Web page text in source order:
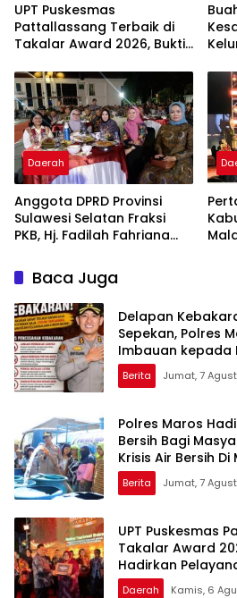
UPT Puskesmas
Pattallassang Terbaik di
Takalar Award 2026, Bukti
Pelayanan Kesehatan
Berkualitas
Daerah
Anggota DPRD Provinsi
Sulawesi Selatan Fraksi
PKB, Hj. Fadilah Fahriana
Takalar Menyalakan
Lentera Pengabdian
Melalui Malam Apresiasi
dan Inovasi Award 2026
Baca Juga
Delapan
Sepekan, Polres
Imbauan kepada
Berita Jumat, 7
Polres Maros
Bersih Bagi
Krisis Air Bersih Di
Berita Jumat, 7
UPT Puskesmas
Takalar Award
Hadirkan
Berkualitas
Daerah Kamis, 6